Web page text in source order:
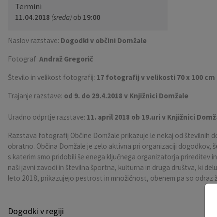
Termini
11.04.2018 (sreda)ob 19:00
Naslov razstave: Dogodki v občini Domžale
Fotograf: Andraž Gregorič
Število in velikost fotografij: 17 fotografij v velikosti 70 x 100 cm
Trajanje razstave: od 9. do 29.4.2018 v Knjižnici Domžale
Uradno odprtje razstave: 11. april 2018 ob 19.uri v Knjižnici
Razstava fotografij Občine Domžale prikazuje le nekaj od številnih
obratno. Občina Domžale je zelo aktivna pri organizaciji
s katerim smo pridobili še enega ključnega organizatorja prireditev
naši javni zavodi in številna športna, kulturna in druga društva, ki
leto 2018, prikazujejo pestrost in množičnost, obenem pa so odraz
Dogodki v regiji
Pobratene občine
Fotogalerija
Občina Moravče
Mestna občina Ljubljana
Občinska volilna komisija
Krajevne skupnosti
Državni organi
Uradne ure
Mladi
Zaščita in reševanje
Zapuščene živali
Srednja šola Domžale
Urejanje javnih površin
Pomembni kontakti
Bilteni
Glasilo Slamnik
Proračun Občine
E-obvestila Občine
Lokalne volitve